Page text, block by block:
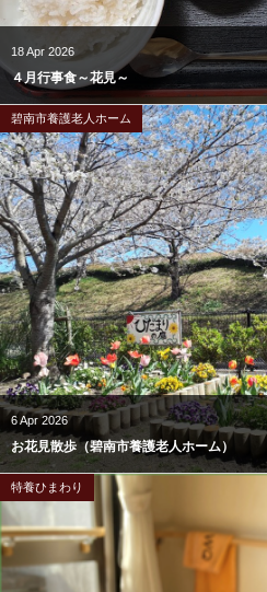
18Apr 2026
４月行事食～花見～
碧南市養護老人ホーム
6Apr 2026
お花見散歩（碧南市養護老人ホーム）
特養ひまわり